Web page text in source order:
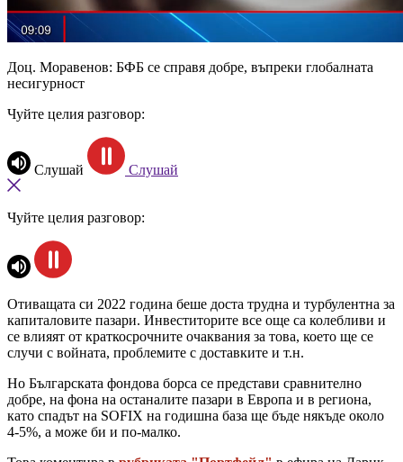
Доц. Моравенов: БФБ се справя добре, въпреки глобалната
несигурност
Чуйте целия разговор:
Слушай Слушай
Чуйте целия разговор:
Отиващата си 2022 година беше доста трудна и турбулентна за
капиталовите пазари. Инвеститорите все още са колебливи и
се влияят от краткосрочните очаквания за това, което ще се
случи с войната, проблемите с доставките и т.н.
Но Българската фондова борса се представи сравнително
добре, на фона на останалите пазари в Европа и в региона,
като спадът на SOFIX на годишна база ще бъде някъде около
4-5%, а може би и по-малко.